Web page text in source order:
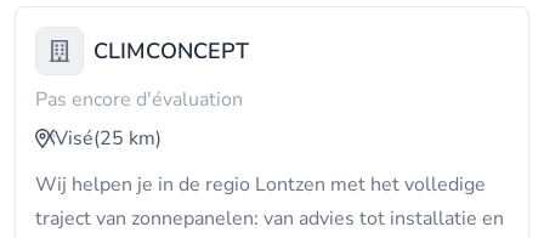
CLIMCONCEPT
Pas encore d'évaluation
Visé(25 km)
Wij helpen je in de regio Lontzen met het volledige
traject van zonnepanelen: van advies tot installatie en